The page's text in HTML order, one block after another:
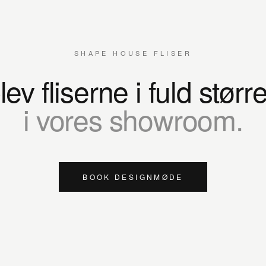
SHAPE HOUSE FLISER
fliserne i fuld
i vores showroom.
BOOK DESIGNMØDE